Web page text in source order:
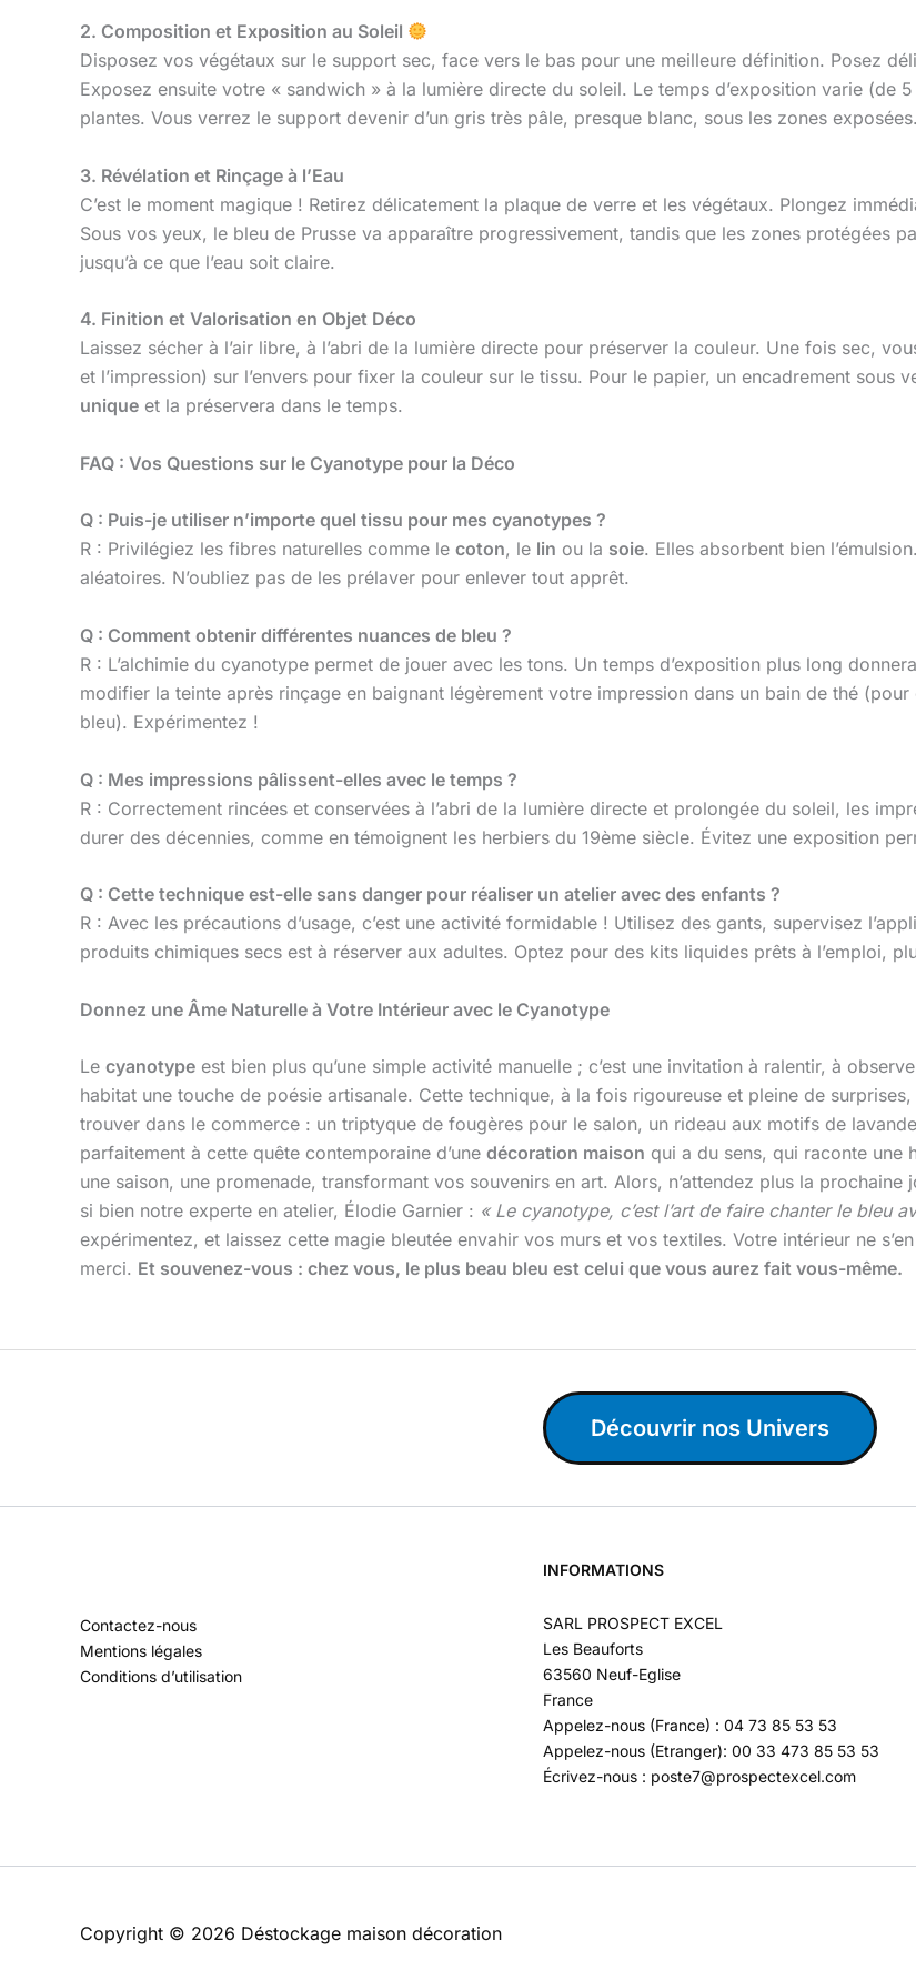
2. Composition et Exposition au Soleil
Disposez vos végétaux sur le support sec, face vers le bas pour une meilleure définition. Posez
Exposez ensuite votre « sandwich » à la lumière directe du soleil. Le temps d’exposition varie (de
plantes. Vous verrez le support devenir d’un gris très pâle, presque blanc, sous les zones exposées.
3. Révélation et Rinçage à l’Eau
C’est le moment magique ! Retirez délicatement la plaque de verre et les végétaux. Plongez
Sous vos yeux, le bleu de Prusse va apparaître progressivement, tandis que les zones protégées
jusqu’à ce que l’eau soit claire.
4. Finition et Valorisation en Objet Déco
Laissez sécher à l’air libre, à l’abri de la lumière directe pour préserver la couleur. Une fois sec,
et l’impression) sur l’envers pour fixer la couleur sur le tissu. Pour le papier, un encadrement sous
unique et la préservera dans le temps.
FAQ : Vos Questions sur le Cyanotype pour la Déco
Q : Puis-je utiliser n’importe quel tissu pour mes cyanotypes ?
R : Privilégiez les fibres naturelles comme le coton, le lin ou la soie. Elles absorbent bien
aléatoires. N’oubliez pas de les prélaver pour enlever tout apprêt.
Q : Comment obtenir différentes nuances de bleu ?
R : L’alchimie du cyanotype permet de jouer avec les tons. Un temps d’exposition plus long
modifier la teinte après rinçage en baignant légèrement votre impression dans un bain de thé
bleu). Expérimentez !
Q : Mes impressions pâlissent-elles avec le temps ?
R : Correctement rincées et conservées à l’abri de la lumière directe et prolongée du soleil, les
durer des décennies, comme en témoignent les herbiers du 19ème siècle. Évitez une exposition
Q : Cette technique est-elle sans danger pour réaliser un atelier avec des enfants ?
R : Avec les précautions d’usage, c’est une activité formidable ! Utilisez des gants, supervisez
produits chimiques secs est à réserver aux adultes. Optez pour des kits liquides prêts à l’emploi,
Donnez une Âme Naturelle à Votre Intérieur avec le Cyanotype
Le cyanotype est bien plus qu’une simple activité manuelle ; c’est une invitation à ralentir, à
habitat une touche de poésie artisanale. Cette technique, à la fois rigoureuse et pleine de
trouver dans le commerce : un triptyque de fougères pour le salon, un rideau aux motifs de
parfaitement à cette quête contemporaine d’une décoration maison qui a du sens, qui raconte une
une saison, une promenade, transformant vos souvenirs en art. Alors, n’attendez plus la
si bien notre experte en atelier, Élodie Garnier : « Le cyanotype, c’est l’art de faire chanter le bleu
expérimentez, et laissez cette magie bleutée envahir vos murs et vos textiles. Votre intérieur ne
merci. Et souvenez-vous : chez vous, le plus beau bleu est celui que vous aurez fait vous-même.
Découvrir nos Univers
Contactez-nous
Mentions légales
Conditions d’utilisation
INFORMATIONS
SARL PROSPECT EXCEL
Les Beauforts
63560 Neuf-Eglise
France
Appelez-nous (France) : 04 73 85 53 53
Appelez-nous (Etranger): 00 33 473 85 53 53
Écrivez-nous : poste7@prospectexcel.com
Copyright © 2026 Déstockage maison décoration